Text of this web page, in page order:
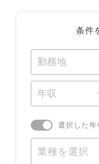
条件
選択した
業種を選択